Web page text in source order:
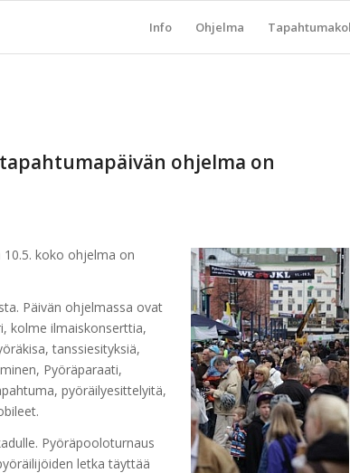
Info Ohjelma
ohjelma on
koko ohjelma on
Päivän ohjelmassa ovat
kolme ilmaiskonserttia,
tanssiesityksiä,
Pyöräparaati,
pyöräilyesittelyitä,
Pyöräpooloturnaus
letka täyttää